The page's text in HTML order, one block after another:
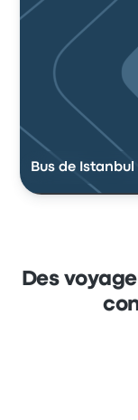
Bus de
Des